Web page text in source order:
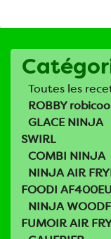
Toutes les
ROBBY
GLACE NINJA
SWIRL
COMBI NINJA
NINJA AIR
FOODI AF400EU
NINJA
FUMOIR AIR